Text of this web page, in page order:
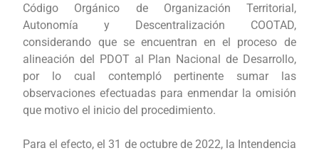
Código Orgánico de Organización Territorial,
Autonomía y Descentralización COOTAD,
considerando que se encuentran en el proceso de
alineación del PDOT al Plan Nacional de Desarrollo,
por lo cual contempló pertinente sumar las
observaciones efectuadas para enmendar la omisión
que motivo el inicio del procedimiento.
Para el efecto, el 31 de octubre de 2022, la Intendencia